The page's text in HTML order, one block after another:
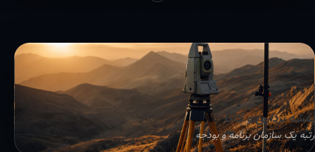
نقشه برداری و GIS
رتبه یک سازمان برنامه و بودجه